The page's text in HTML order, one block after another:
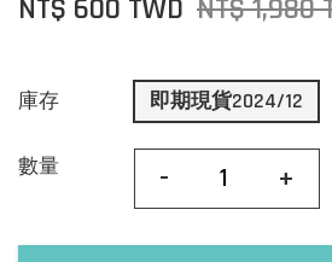
NT$ 600 TWD NT$ 1,980
庫存 即期現貨2024/12
數量 - +